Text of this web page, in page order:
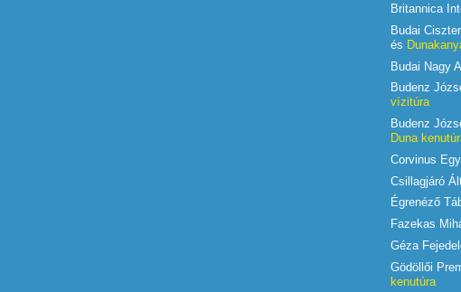
Britannica
Budai
és
Budai Nagy
Budenz
vízitúra
Budenz
Duna
Corvinus
Csillagjáró
Égrenéző
Fazekas
Géza
Gödöllői
kenutúra